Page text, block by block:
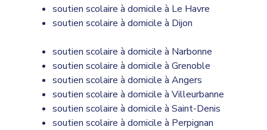
soutien scolaire à domicile à Le Havre
soutien scolaire à domicile à Dijon
soutien scolaire à domicile à Narbonne
soutien scolaire à domicile à Grenoble
soutien scolaire à domicile à Angers
soutien scolaire à domicile à Villeurbanne
soutien scolaire à domicile à Saint-Denis
soutien scolaire à domicile à Perpignan